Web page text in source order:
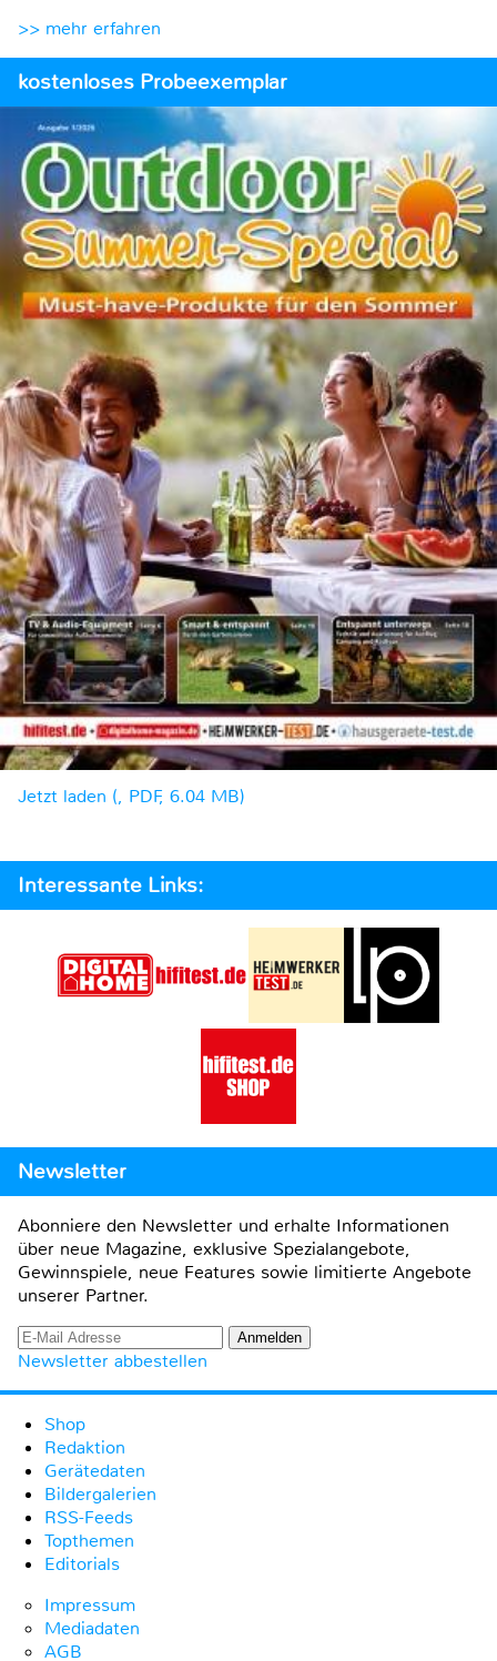
>> mehr erfahren
kostenloses Probeexemplar
Jetzt laden (, PDF, 6.04 MB)
Interessante Links:
Newsletter
Abonniere den Newsletter und erhalte Informationen
über neue Magazine, exklusive Spezialangebote,
Gewinnspiele, neue Features sowie limitierte Angebote
unserer Partner.
Newsletter abbestellen
Shop
Redaktion
Gerätedaten
Bildergalerien
RSS-Feeds
Topthemen
Editorials
Impressum
Mediadaten
AGB